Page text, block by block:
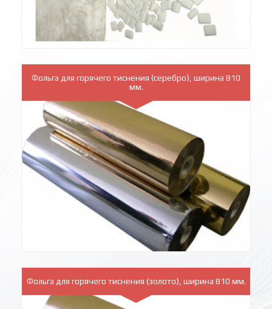
Фольга для горячего тиснения (серебро), ширина 810
мм.
Фольга для горячего тиснения (золото), ширина 810 мм.